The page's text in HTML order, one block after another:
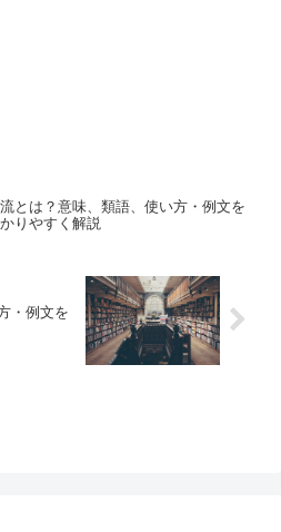
とは？意味、類語、使い方・例文を
りやすく解説
・例文を